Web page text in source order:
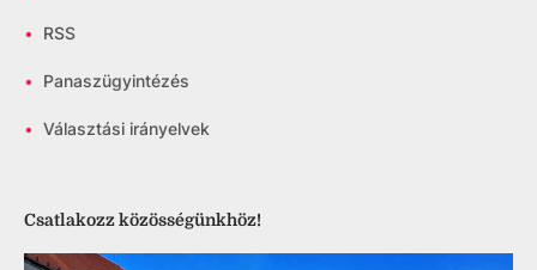
• RSS
• Panaszügyintézés
• Választási irányelvek
Csatlakozz közösségünkhöz!